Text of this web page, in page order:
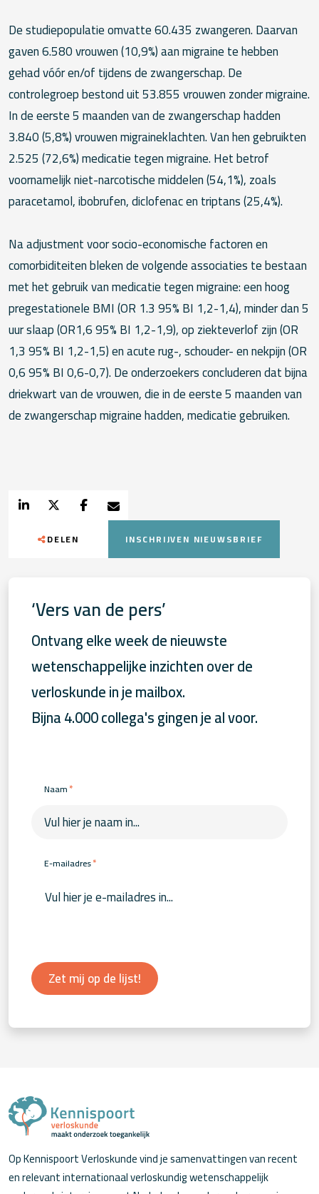
De studiepopulatie omvatte 60.435 zwangeren. Daarvan
gaven 6.580 vrouwen (10,9%) aan migraine te hebben
gehad vóór en/of tijdens de zwangerschap. De
controlegroep bestond uit 53.855 vrouwen zonder migraine.
In de eerste 5 maanden van de zwangerschap hadden
3.840 (5,8%) vrouwen migraineklachten. Van hen gebruikten
2.525 (72,6%) medicatie tegen migraine. Het betrof
voornamelijk niet-narcotische middelen (54,1%), zoals
paracetamol, ibobrufen, diclofenac en triptans (25,4%).
Na adjustment voor socio-economische factoren en
comorbiditeiten bleken de volgende associaties te bestaan
met het gebruik van medicatie tegen migraine: een hoog
pregestationele BMI (OR 1.3 95% BI 1,2-1,4), minder dan 5
uur slaap (OR1,6 95% BI 1,2-1,9), op ziekteverlof zijn (OR
1,3 95% BI 1,2-1,5) en acute rug-, schouder- en nekpijn (OR
0,6 95% BI 0,6-0,7). De onderzoekers concluderen dat bijna
driekwart van de vrouwen, die in de eerste 5 maanden van
de zwangerschap migraine hadden, medicatie gebruiken.
DELEN INSCHRIJVEN NIEUWSBRIEF
‘Vers van de pers’
Ontvang elke week de nieuwste
wetenschappelijke inzichten over de
verloskunde in je mailbox.
Bijna 4.000 collega's gingen je al voor.
Naam*
E-mailadres*
Zet mij op de lijst!
Op Kennispoort Verloskunde vind je samenvattingen van recent
en relevant internationaal verloskundig wetenschappelijk